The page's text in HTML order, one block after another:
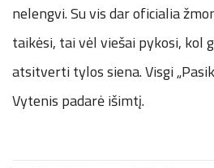
nelengvi. Su vis dar oficialia
taikėsi, tai vėl viešai pykosi, kol
atsitverti tylos siena. Visgi
Vytenis padarė išimtį.